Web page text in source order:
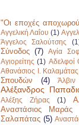
"Οι εποχές
Αγγελική Λαΐου (1)
Άγγελος Σαλούτσης
Σύνοδος (7) Αγία
Αγιορείτης (1) Αδελφοί
Αθανάσιος Ι. Καλαμάτας
Σπουδών
(4)
Αλέξανδρος
Αλέξης Ζήρας
(1)
Αναστάσιος Μαράς
Σαλαπάτας (5)